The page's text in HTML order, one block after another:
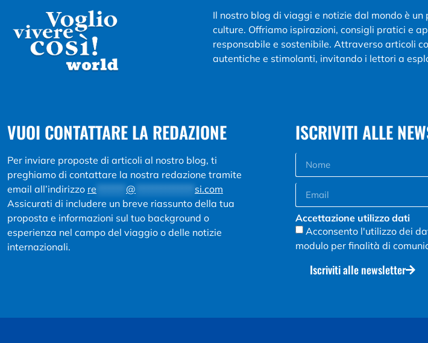
Il nostro blog di viaggi e notizie dal mondo è
culture. Offriamo ispirazioni, consigli pratici e
responsabile e sostenibile. Attraverso articoli
autentiche e stimolanti, invitando i lettori a
VUOI CONTATTARE LA REDAZIONE
Per inviare proposte di articoli al nostro blog, ti
preghiamo di contattare la nostra redazione tramite
email all’indirizzo re @
si.com
Assicurati di includere un breve riassunto della tua
proposta e informazioni sul tuo background o
esperienza nel campo del viaggio o delle notizie
internazionali.
ISCRIVITI ALLE
Accettazione utilizzo dati
Acconsento l'utilizzo dei
modulo per finalità di
Iscriviti alle newsletter